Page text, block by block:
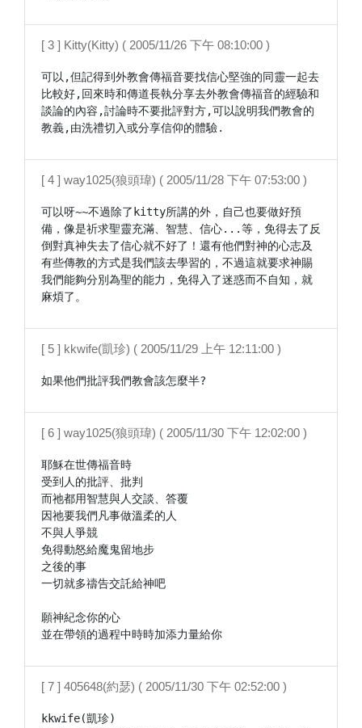
[ 3 ] Kitty(Kitty) ( 2005/11/26 下午 08:10:00 )
可以,但記得到外教會傳福音要找信心堅強的同靈一起去
比較好,回來時和傳道長執分享去外教會傳福音的經驗和
談論的內容,討論時不要批評對方,可以說明我們教會的
教義,由洗禮切入或分享信仰的體驗.
[ 4 ] way1025(狼頭瑋) ( 2005/11/28 下午 07:53:00 )
可以呀~~不過除了kitty所講的外，自己也要做好預
備，像是祈求聖靈充滿、智慧、信心...等，免得去了反
倒對真神失去了信心就不好了！還有他們對神的心志及
有些傳教的方式是我們該去學習的，不過這就要求神賜
我們能夠分別為聖的能力，免得入了迷惑而不自知，就
[ 5 ] kkwife(凱珍) ( 2005/11/29 上午 12:11:00 )
如果他們批評我們教會該怎麼半?
[ 6 ] way1025(狼頭瑋) ( 2005/11/30 下午 12:02:00 )
耶穌在世傳福音時
受到人的批評、批判
而祂都用智慧與人交談、答覆
因祂要我們凡事做溫柔的人
不與人爭競
免得動怒給魔鬼留地步
之後的事
一切就多禱告交託給神吧
願神紀念你的心
並在帶領的過程中時時加添力量給你
[ 7 ] 405648(約瑟) ( 2005/11/30 下午 02:52:00 )
kkwife(凱珍)